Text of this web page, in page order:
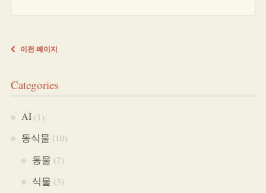
이전 페이지
Categories
AI(1)
동식물 (10)
동물 (7)
식물 (3)